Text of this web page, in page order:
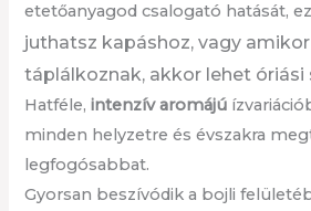
etetőanyagod csalogató hatását,
juthatsz kapáshoz, vagy
táplálkoznak, akkor lehet óriási
Hatféle,intenzív aromájú
minden helyzetre és évszakra
legfogósabbat.
Gyorsan beszívódik a bojli